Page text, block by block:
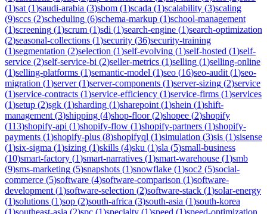
(1)sat (1)saudi-arabia (3)sbom (1)scada (1)scalability (3)scaling
(9)sccs (2)scheduling (6)schema-markup (1)school-management
(1)screening (1)scrum (1)sdi (1)search-engine (1)search-optimization
(2)seasonal-collections (1)security (36)security-training
(1)segmentation (2)selection (1)self-evolving (1)self-hosted (1)self-
service (2)self-service-bi (2)seller-metrics (1)selling (1)selling-online
(1)selling-platforms (1)semantic-model (1)seo (16)seo-audit (1)seo-
migration (1)server(1)server-components (1)server-sizing (2)service
(1)service-contracts (1)service-efficiency (1)service-firms (1)services
(1)setup (2)sgk (1)sharding (1)sharepoint (1)shein (1)shift-
management (3)shipping (4)shop-floor(2)shopee (2)shopify
(113)shopify-api (1)shopify-flow (1)shopify-partners (1)shopify-
payments (1)shopify-plus (8)shopifyql (1)simulation (3)sis (1)sisense
(1)six-sigma (1)sizing (1)skills (4)sku (1)sla (5)small-business
(10)smart-factory (1)smart-narratives (1)smart-warehouse (1)smb
(9)sms-marketing (5)snapshots (1)snowflake (1)soc2 (5)social-
commerce (5)software (4)software-comparison (1)software-
development (1)software-selection (2)software-stack (1)solar-energy
(1)solutions (1)sop (2)south-africa (3)south-asia (1)south-korea
(1)southeast-asia (2)spc (1)specialty (1)speed (1)speed-optimization